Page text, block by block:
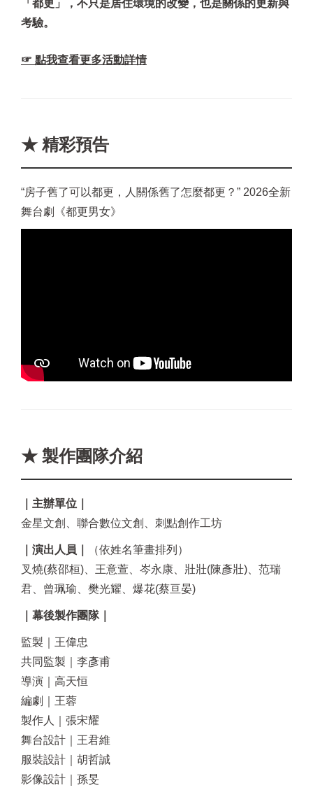
「都更」，不只是居住環境的改變，也是關係的更新與
考驗。
☞ 點我查看更多活動詳情
★ 精彩預告
“房子舊了可以都更，人關係舊了怎麼都更？” 2026全新
舞台劇《都更男女》
★ 製作團隊介紹
｜主辦單位｜
金星文創、聯合數位文創、刺點創作工坊
｜演出人員｜
（依姓名筆畫排列）
叉燒(蔡邵桓)、王意萱、岑永康、壯壯(陳彥壯)、范瑞
君、曾珮瑜、樊光耀、爆花(蔡亘晏)
｜幕後製作團隊｜
監製｜王偉忠
共同監製｜李彥甫
導演｜高天恒
編劇｜王蓉
製作人｜張宋耀
舞台設計｜王君維
服裝設計｜胡哲誠
影像設計｜孫旻